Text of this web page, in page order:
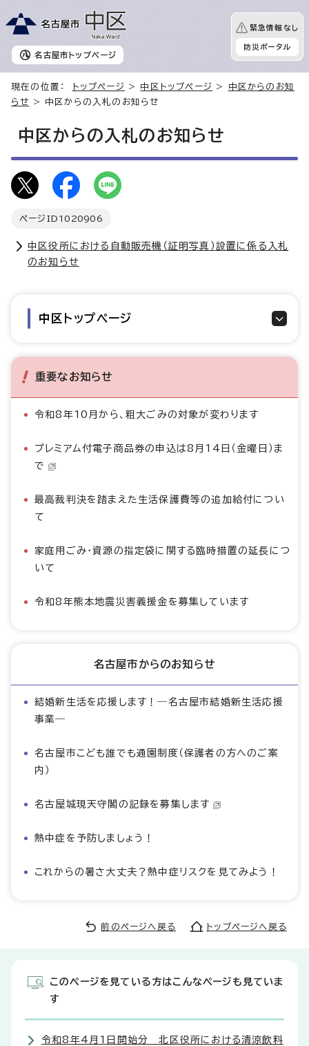
名古屋市 トップページ
緊急情報なし
防災ポータル
現在の位置： トップページ > 中区トップページ >
中区からのお知
らせ
> 中区からの入札のお知らせ
中区からの入札のお知らせ
ページID 1020906
中区役所における自動販売機（証明写真）設置に係る入札
のお知らせ
中区トップページ
重要なお知らせ
令和8年10月から、粗大ごみの対象が変わります
プレミアム付電子商品券の申込は8月14日（金曜日）ま
で
最高裁判決を踏まえた生活保護費等の追加給付につい
て
家庭用ごみ・資源の指定袋に関する臨時措置の延長につ
いて
令和8年熊本地震災害義援金を募集しています
名古屋市からのお知らせ
結婚新生活を応援します！―名古屋市結婚新生活応援
事業―
名古屋市こども誰でも通園制度（保護者の方へのご案
内）
名古屋城現天守閣の記録を募集します
熱中症を予防しましょう！
これからの暑さ大丈夫？熱中症リスクを見てみよう！
前のページへ戻る トップページへ戻る
このページを見ている方はこんなページも見ていま
す
令和8年4月1日開始分 北区役所における清涼飲料